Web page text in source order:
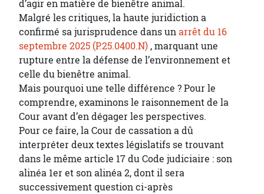
d’agir en matière de bienêtre animal.
Malgré les critiques, la haute juridiction a
confirmé sa jurisprudence dans unarrêt du 16
septembre 2025 (P.25.0400.N), marquant une
rupture entre la défense de l’environnement et
celle du bienêtre animal.
Mais pourquoi une telle différence ? Pour le
comprendre, examinons le raisonnement de la
Cour avant d’en dégager les perspectives.
Pour ce faire, la Cour de cassation a dû
interpréter deux textes législatifs se trouvant
dans le même article 17 du Code judiciaire : son
alinéa 1er et son alinéa 2, dont il sera
successivement question ci-après